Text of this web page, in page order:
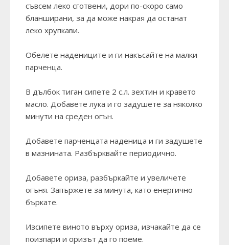
съвсем леко сготвени, дори по-скоро само
бланширани, за да може накрая да останат
леко хрупкави.
Обелете надениците и ги накъсайте на малки
парченца.
В дълбок тиган сипете 2 с.л. зехтин и кравето
масло. Добавете лука и го задушете за няколко
минути на среден огън.
Добавете парченцата наденица и ги задушете
в мазнината. Разбърквайте периодично.
Добавете ориза, разбъркайте и увеличете
огъня. Запържете за минута, като енергично
бъркате.
Изсипете виното върху ориза, изчакайте да се
поизпари и оризът да го поеме.